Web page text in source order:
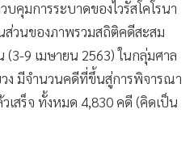
คุมการระบาดของไวรัสโคโรนา
ส่วนของภาพรวมสถิติคดีสะสม
(3-9 เมษายน 2563) ในกลุ่มศาล
ง มีจำนวนคดีที่ขึ้นสู่การพิจารณา
สร็จ ทั้งหมด 4,830 คดี (คิดเป็น